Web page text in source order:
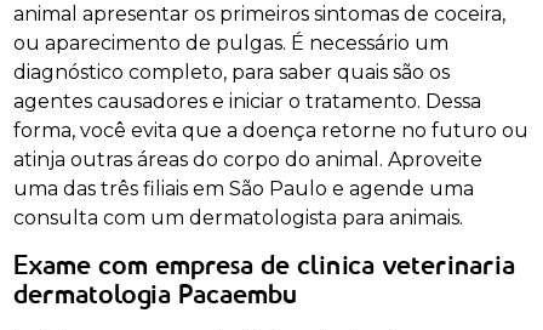
animal apresentar os primeiros sintomas de coceira,
ou aparecimento de pulgas. É necessário um
diagnóstico completo, para saber quais são os
agentes causadores e iniciar o tratamento. Dessa
forma, você evita que a doença retorne no futuro ou
atinja outras áreas do corpo do animal. Aproveite
uma das três filiais em São Paulo e agende uma
consulta com um dermatologista para animais.
Exame com empresa de clinica veterinaria
dermatologia Pacaembu